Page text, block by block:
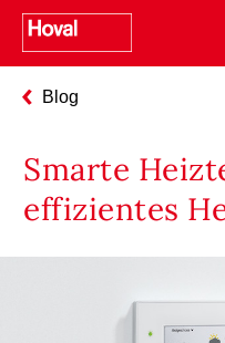
Blog
Smarte
effizientes